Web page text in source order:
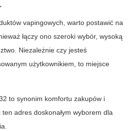
vapingowych, warto postawić na
łączy ono szeroki wybór, wysoką
Niezależnie czy jesteś
użytkownikiem, to miejsce
to synonim komfortu zakupów i
adres doskonałym wyborem dla